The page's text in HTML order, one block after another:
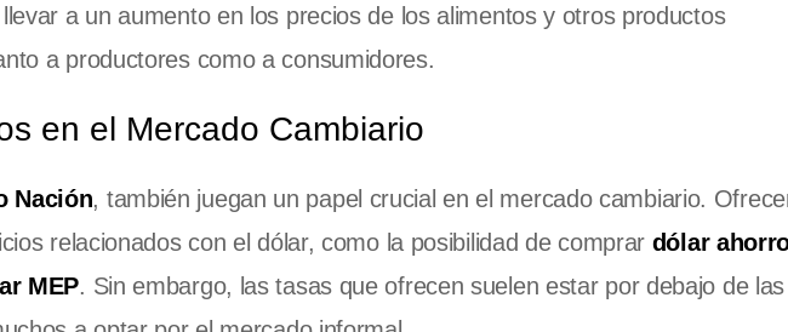
a un aumento en los precios de los alimentos y otros productos
a productores como a consumidores.
en el Mercado Cambiario
Nación, también juegan un papel crucial en el mercado cambiario.
relacionados con el dólar, como la posibilidad de comprar dólar
MEP. Sin embargo, las tasas que ofrecen suelen estar por debajo de las